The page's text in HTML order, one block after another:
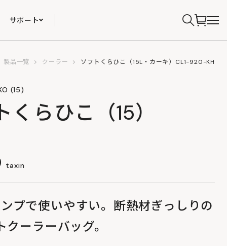
サポート
製品一覧 クーラー ソフトくらひこ（15L・カーキ）CL1-920-KH
(15)
くらひこ（15）
taxin
プで使いやすい。断熱材ぎっしりの
クーラーバッグ。